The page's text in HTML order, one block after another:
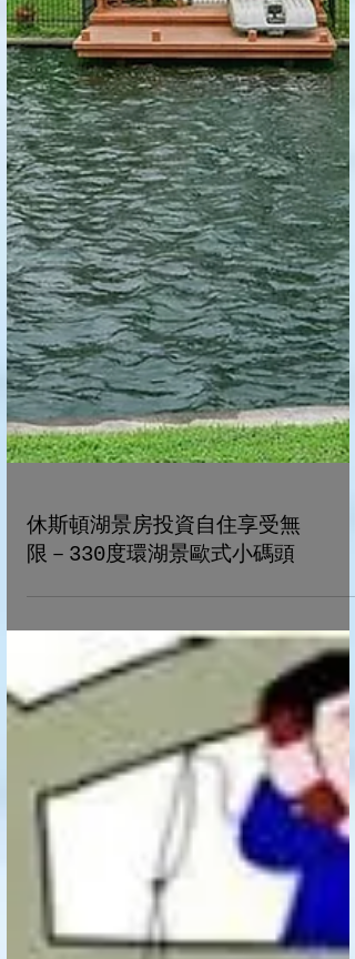
休斯頓湖景房投資自住享受無
限－330度環湖景歐式小碼頭